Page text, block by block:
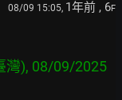
08/09 15:05, 1年前 , 6F
灣), 08/09/2025